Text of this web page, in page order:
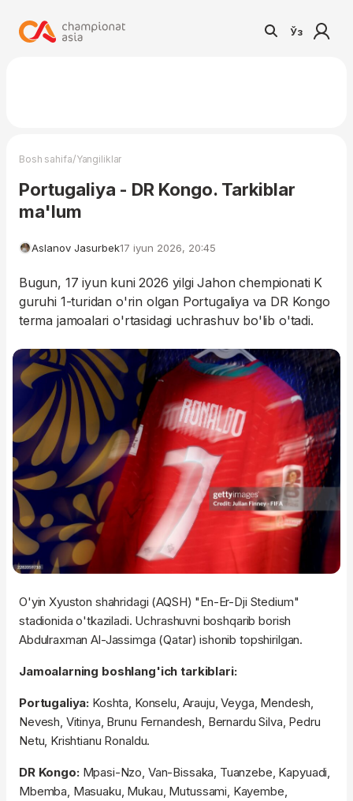
Ўз
Bosh sahifa/Yangiliklar
Portugaliya - DR Kongo. Tarkiblar
ma'lum
Aslanov Jasurbek17 iyun 2026, 20:45
Bugun, 17 iyun kuni 2026 yilgi Jahon chempionati K
guruhi 1-turidan o'rin olgan Portugaliya va DR Kongo
terma jamoalari o'rtasidagi uchrashuv bo'lib o'tadi.
O'yin Xyuston shahridagi (AQSH) "En-Er-Dji Stedium"
stadionida o'tkaziladi. Uchrashuvni boshqarib borish
Abdulraxman Al-Jassimga (Qatar) ishonib topshirilgan.
Jamoalarning boshlang'ich tarkiblari:
Portugaliya: Koshta, Konselu, Arauju, Veyga, Mendesh,
Nevesh, Vitinya, Brunu Fernandesh, Bernardu Silva, Pedru
Netu, Krishtianu Ronaldu.
DR Kongo:Mpasi-Nzo, Van-Bissaka, Tuanzebe, Kapyuadi,
Mbemba, Masuaku, Mukau, Mutussami, Kayembe,